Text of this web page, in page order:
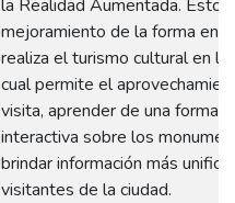
la Realidad Aumentada. Esto
mejoramiento de la forma en
realiza el turismo cultural en la
cual permite el
visita, aprender de una forma
interactiva sobre los
brindar información más
visitantes de la ciudad.